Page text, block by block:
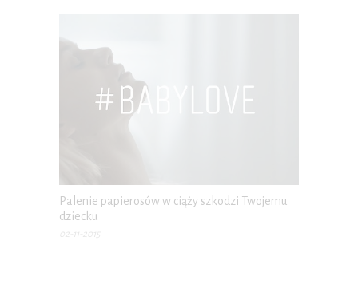
Palenie papierosów w ciąży szkodzi Twojemu
dziecku
02-11-2015